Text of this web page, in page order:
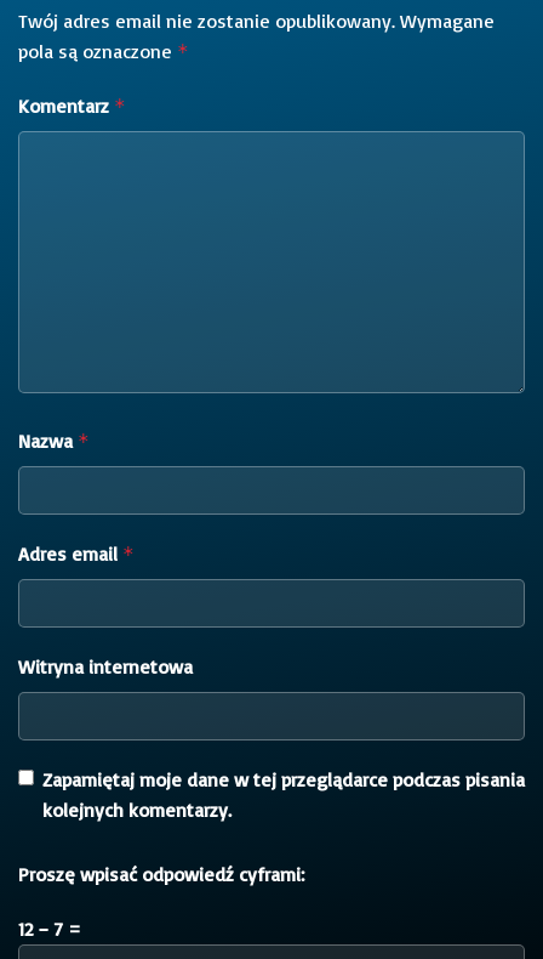
Twój adres email nie zostanie opublikowany. Wymagane
pola są oznaczone *
Komentarz *
Nazwa *
Adres email *
Witryna internetowa
Zapamiętaj moje dane w tej przeglądarce podczas pisania
kolejnych komentarzy.
Proszę wpisać odpowiedź cyframi:
12 − 7 =